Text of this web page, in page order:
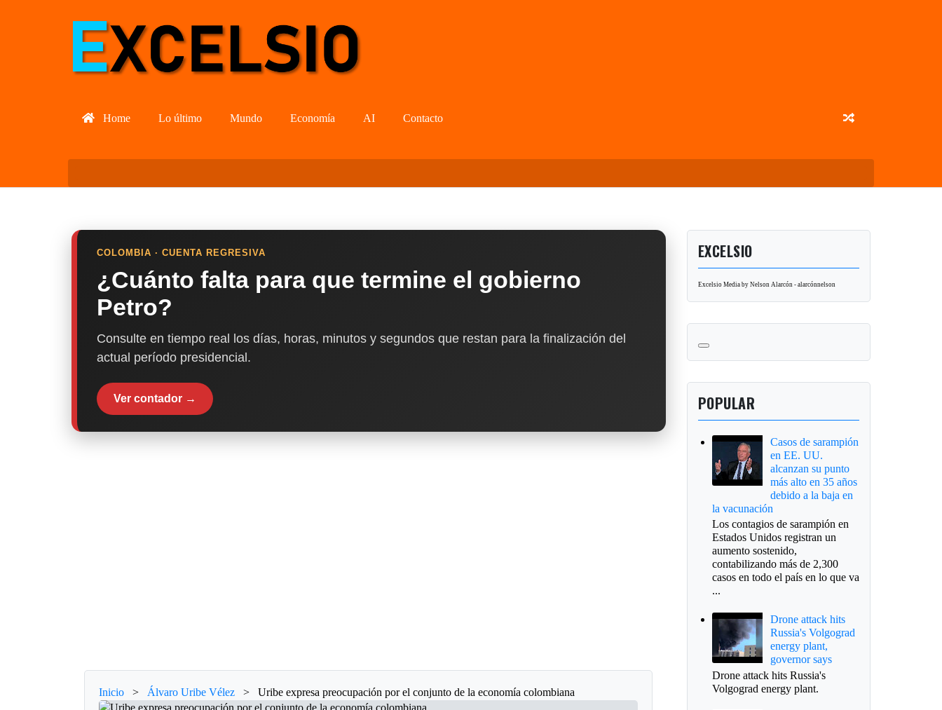
Home Lo último Mundo Economía AI Contacto
COLOMBIA · CUENTA REGRESIVA
¿Cuánto falta para que termine el gobierno
Petro?
Consulte en tiempo real los días, horas, minutos y segundos que restan para la finalización del
actual período presidencial.
Ver contador →
Inicio > Álvaro Uribe Vélez > Uribe expresa preocupación por el conjunto de la economía colombiana
EXCELSIO
Excelsio Media by Nelson Alarcón - alarcónnelson
POPULAR
Casos de sarampión
en EE. UU.
alcanzan su punto
más alto en 35 años
debido a la baja en
la vacunación
Los contagios de sarampión en
Estados Unidos registran un
aumento sostenido,
contabilizando más de 2,300
casos en todo el país en lo que va
...
Drone attack hits
Russia's Volgograd
energy plant,
governor says
Drone attack hits Russia's
Volgograd energy plant.